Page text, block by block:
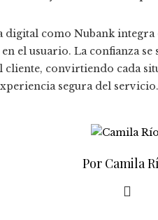
digital como Nubank
el usuario. La confianza se
cliente, convirtiendo cada
segura del servicio.
Por Camila